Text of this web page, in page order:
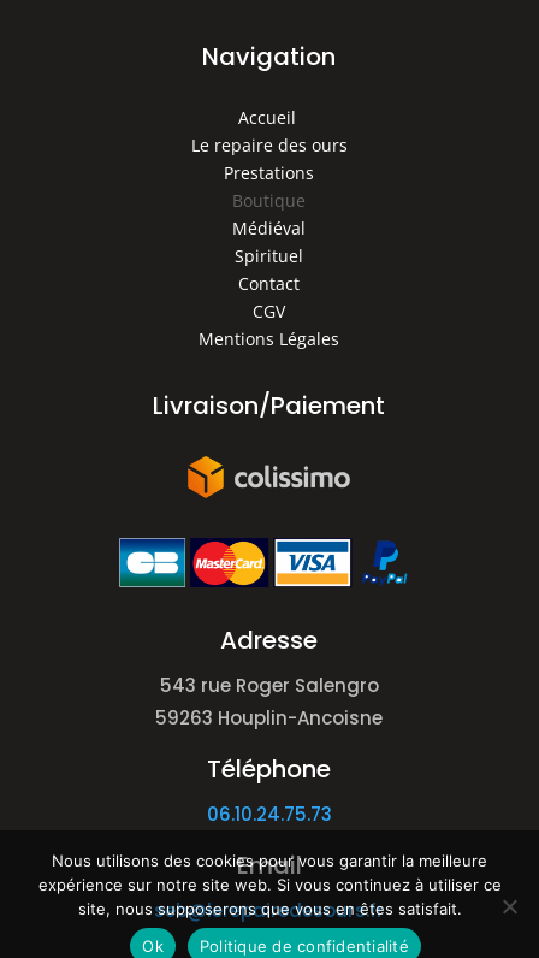
Navigation
Accueil
Le repaire des ours
Prestations
Boutique
Médiéval
Spirituel
Contact
CGV
Mentions Légales
Livraison/Paiement
Adresse
543 rue Roger Salengro
59263 Houplin-Ancoisne
Téléphone
06.10.24.75.73
Email
seb@lerepairedesours.fr
Nous utilisons des cookies pour vous garantir la meilleure
expérience sur notre site web. Si vous continuez à utiliser ce
site, nous supposerons que vous en êtes satisfait.
Ok
Politique de confidentialité